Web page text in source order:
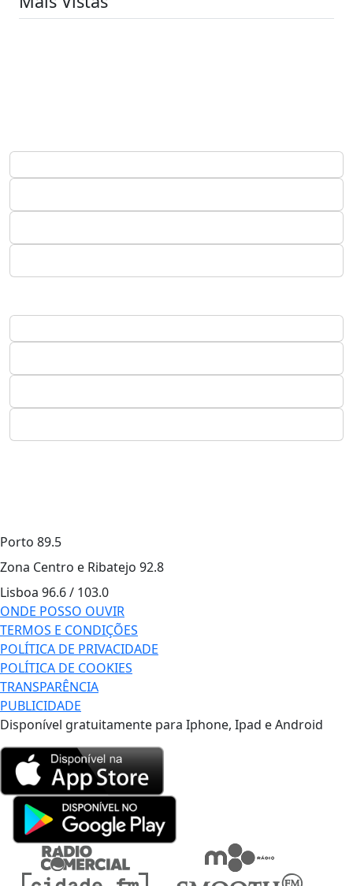
Porto 89.5
Zona Centro e Ribatejo 92.8
Lisboa 96.6 / 103.0
ONDE POSSO OUVIR
TERMOS E CONDIÇÕES
POLÍTICA DE PRIVACIDADE
POLÍTICA DE COOKIES
TRANSPARÊNCIA
PUBLICIDADE
Disponível gratuitamente para Iphone, Ipad e Android